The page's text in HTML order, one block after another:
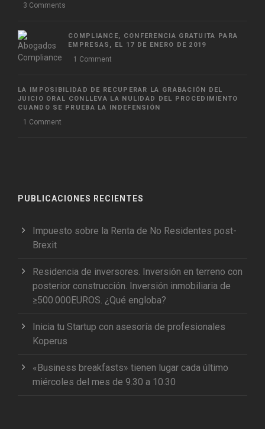
3 Comments
COMPLIANCE, CONFERENCIA GRATUITA PARA
EMPRESAS, EL 17 DE ENERO DE 2019
1 Comment
LA IMPOSIBILIDAD DE RECUPERAR LA GRABACIÓN DEL
JUICIO ORAL CONLLEVA LA NULIDAD DEL PROCEDIMIENTO
CUANDO SE PRUEBA LA INDEFENSIÓN
1 Comment
PUBLICACIONES RECIENTES
Impuesto sobre la Renta de No Residentes post-
Brexit
Residencia de inversores. Inversión en terreno con
posterior construcción. Inversión inmobiliaria de
≥500.000EUROS. ¿Qué engloba?
Inicia tu Startup con asesoría de profesionales
Koperus
«Business breakfasts» tienen lugar cada último
miércoles del mes de 9.30 a 10.30